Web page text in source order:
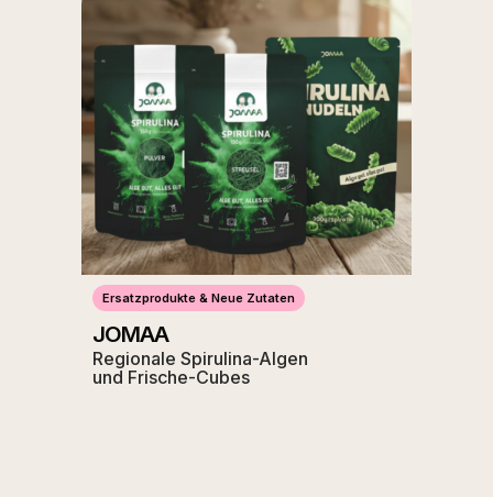
Ersatzprodukte & Neue Zutaten
JOMAA
Regionale Spirulina-Algen
und Frische-Cubes